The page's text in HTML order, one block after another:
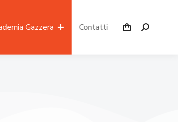
Gazzera Contatti